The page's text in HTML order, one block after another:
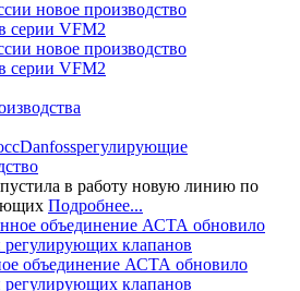
новое производство
серии VFM2
Danfossрегулирующие
в работу новую линию по
Подробнее...
объединение АСТА обновило
регулирующих клапанов